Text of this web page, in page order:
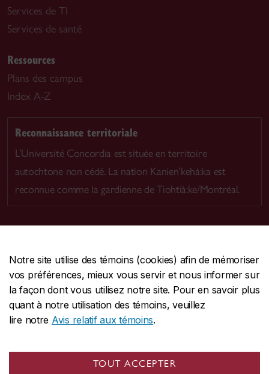
Notre site utilise des témoins (cookies) afin de mémoriser
vos préférences, mieux vous servir et nous informer sur
la façon dont vous utilisez notre site. Pour en savoir plus
quant à notre utilisation des témoins, veuillez
lire notre Avis relatif aux témoins.
TOUT ACCEPTER
Services de TI
Services de santé
Ressources
Plans des campus
Index A-Z
Reconnaissance territoriale
L’Université Concordia est située en territoire
autochtone non cédé. La nation Kanien’kehá:ka est
reconnue comme la gardienne de Tiohtià:ke/Montréal.
CENTRALE514-848-2424
URGENCE514-848-3717
Protection et prévention | Accessibilité | Confidentialité
Conditions d'utilisation |
© Université Concordia. Montréal, QC, Canada